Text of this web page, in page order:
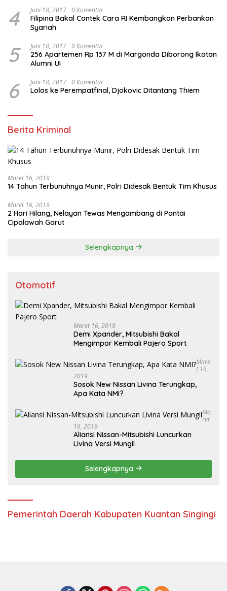
4 Juni 18, 2017 0 Komentar
Filipina Bakal Contek Cara RI Kembangkan Perbankan
Syariah
5 Juni 18, 2017 0 Komentar
256 Apartemen Rp 137 M di Margonda Diborong Ikatan
Alumni UI
6 Juni 18, 2017 0 Komentar
Lolos ke Perempatfinal, Djokovic Ditantang Thiem
Berita Kriminal
Maret 16, 2019
14 Tahun Terbunuhnya Munir, Polri Didesak Bentuk Tim Khusus
Maret 16, 2019
2 Hari Hilang, Nelayan Tewas Mengambang di Pantai
Cipalawah Garut
Selengkapnya
Otomotif
Maret 16, 2019
Demi Xpander, Mitsubishi Bakal
Mengimpor Kembali Pajero Sport
Mare
T 16,
2019
Sosok New Nissan Livina Terungkap,
Apa Kata NMI?
Ma
Ret
16, 2019
Aliansi Nissan-Mitsubishi Luncurkan
Livina Versi Mungil
Selengkapnya
Pemerintah Daerah Kabupaten Kuantan Singingi